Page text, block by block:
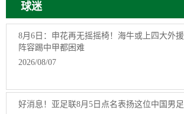
球迷
8月6日：申花再无摇摇椅！海牛或上四大外
阵容踢中甲都困难
2026/08/07
好消息！亚足联8月5日点名表扬这位中国男